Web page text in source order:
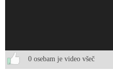
0 osebam je video všeč